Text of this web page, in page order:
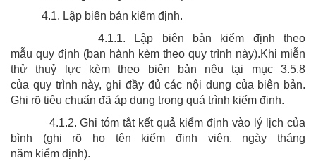
4.1. Lập biên bản kiểm định.
4.1.1. Lập biên bản kiểm định theo
mẫu quy định (ban hành kèm theo quy trình này).Khi miễn
thử thuỷ lực kèm theo biên bản nêu tại mục 3.5.8
của quy trình này, ghi đầy đủ các nội dung của biên bản.
Ghi rõ tiêu chuẩn đã áp dụng trong quá trình kiểm định.
4.1.2. Ghi tóm tắt kết quả kiểm định vào lý lịch của
bình (ghi rõ họ tên kiểm định viên, ngày tháng
năm kiểm định).